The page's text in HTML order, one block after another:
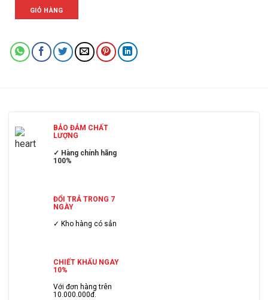
GIỎ HÀNG
BẢO ĐẢM CHẤT
LƯỢNG
✓ Hàng chính hãng
100%
ĐỔI TRẢ TRONG 7
NGÀY
✓ Kho hàng có sẳn
CHIẾT KHẤU NGAY
10%
Với đơn hàng trên
10.000.000đ.